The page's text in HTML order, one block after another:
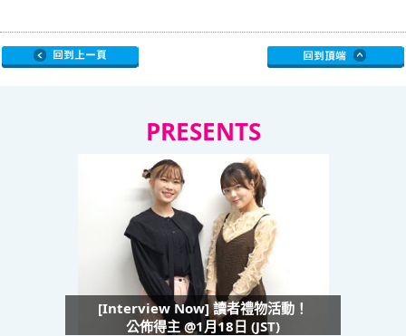
PRESENTS
[Interview Now] 讀者禮物活動！
公佈得主 @1月18日 (JST)